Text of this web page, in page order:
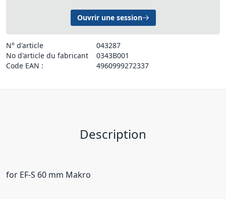
Ouvrir une session
N° d'article
043287
No d'article du fabricant
0343B001
Code EAN :
4960999272337
Description
for EF-S 60 mm Makro